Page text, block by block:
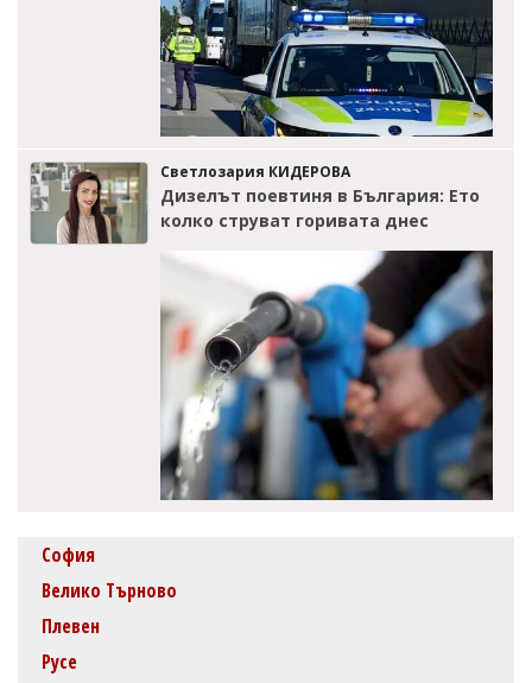
Светлозария КИДЕРОВА
Дизелът поевтиня в България: Ето
колко струват горивата днес
София
Велико Търново
Плевен
Русе